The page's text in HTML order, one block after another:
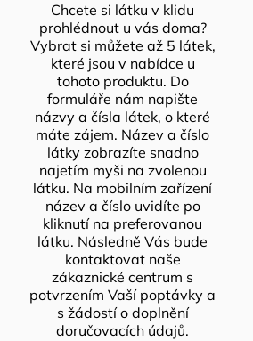
Chcete si látku v klidu
prohlédnout u vás doma?
Vybrat si můžete až 5 látek,
které jsou v nabídce u
tohoto produktu. Do
formuláře nám napište
názvy a čísla látek, o které
máte zájem. Název a číslo
látky zobrazíte snadno
najetím myši na zvolenou
látku. Na mobilním zařízení
název a číslo uvidíte po
kliknutí na preferovanou
látku. Následně Vás bude
kontaktovat naše
zákaznické centrum s
potvrzením Vaší poptávky a
s žádostí o doplnění
doručovacích údajů.